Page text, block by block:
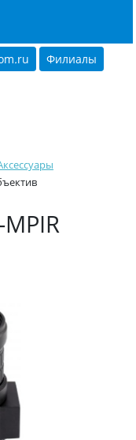
.ru Филиалы